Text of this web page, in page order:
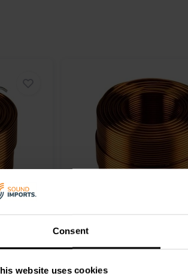
Consent
website uses cookies
mH
Jantzen Audio000-1133
1,76 Ω | 3% | 24 AWG